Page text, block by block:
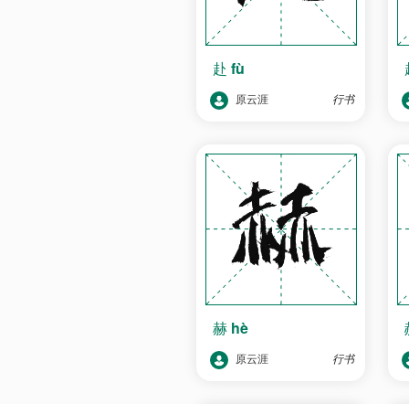
赴 fù
原云涯 行书
赫 hè
原云涯 行书